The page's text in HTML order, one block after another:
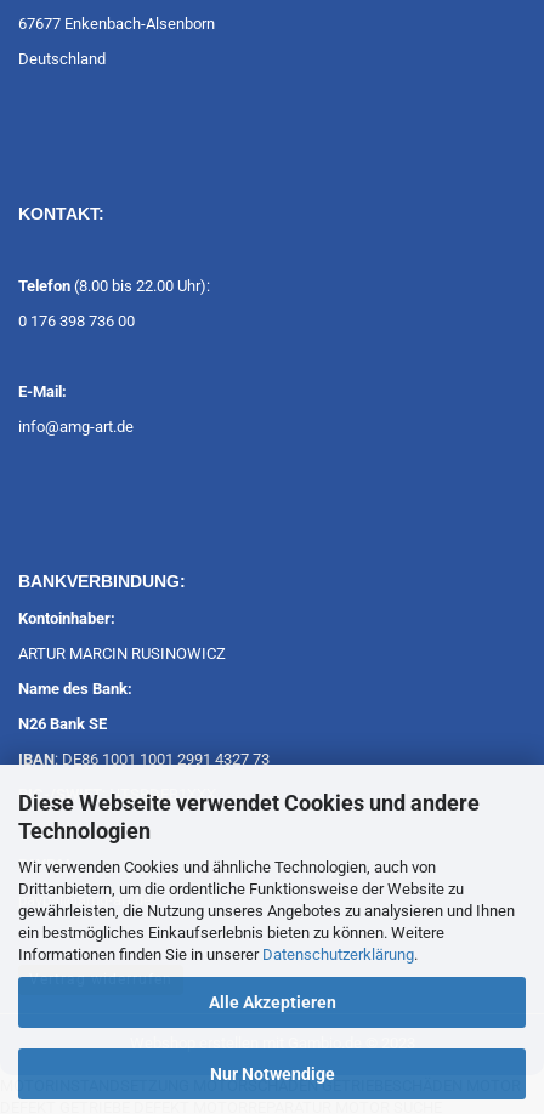
Diese Webseite verwendet Cookies und andere
Technologien
Wir verwenden Cookies und ähnliche Technologien, auch von
Drittanbietern, um die ordentliche Funktionsweise der Website zu
gewährleisten, die Nutzung unseres Angebotes zu analysieren und Ihnen
ein bestmögliches Einkaufserlebnis bieten zu können. Weitere
Informationen finden Sie in unserer Datenschutzerklärung.
Alle Akzeptieren
Nur Notwendige
67677 Enkenbach-Alsenborn
Deutschland
KONTAKT:
Telefon (8.00 bis 22.00 Uhr):
0 176 398 736 00
E-Mail:
info@amg-art.de
BANKVERBINDUNG:
Kontoinhaber:
ARTUR MARCIN RUSINOWICZ
Name des Bank:
N26 Bank SE
IBAN: DE86 1001 1001 2991 4327 73
BIC-/SWIFT: NTSBDEB1XXX
PAYPAL:
paypal@amg-art.de
Vertrag widerrufen
MOTORINSTANDSETZUNG MOTORSCHÄDEN GETRIEBESCHÄDEN MOTOR